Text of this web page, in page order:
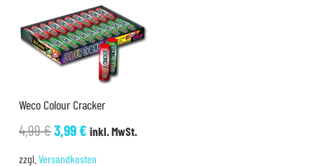
Weco Colour Cracker
4,99€Ursprünglicher
3,99€Aktueller
inkl. MwSt.
zzgl. Versandkosten